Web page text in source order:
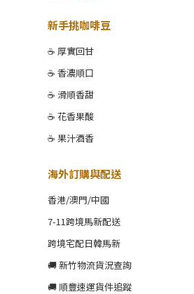
新手挑咖啡豆
☕ 厚實回甘
☕ 香濃順口
☕ 滑順香甜
☕ 花香果酸
☕ 果汁酒香
海外訂購與配送
香港/澳門/中國
7-11跨境馬新配送
跨境宅配日韓馬新
🚚 新竹物流貨況查詢
🚚 順豐速運貨件追蹤